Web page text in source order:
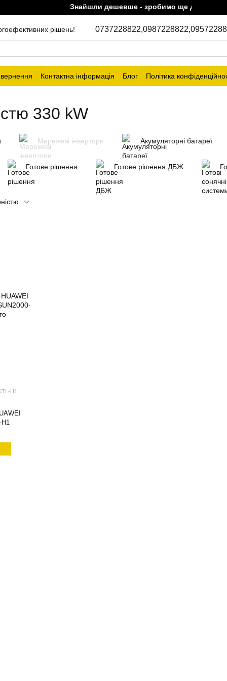
Знайшли дешевше - зробимо ще дешевше!
рішень! 0737228822,0987228822,
Контактна інформація Блог Політика
330 kW
Мережеві інвертори Акумуляторні батареї
Готове рішення Готове рішення ДБЖ
H1